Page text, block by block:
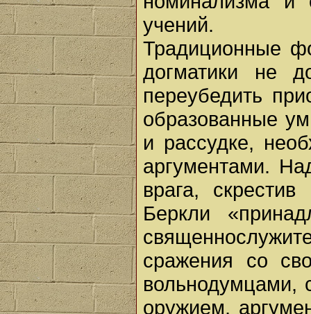
учений.
Традиционные
догматики не
переубедить
образованные
и рассудке,
аргументами.
врага,
Беркли
сражения со
вольнодумцами,
оружием,